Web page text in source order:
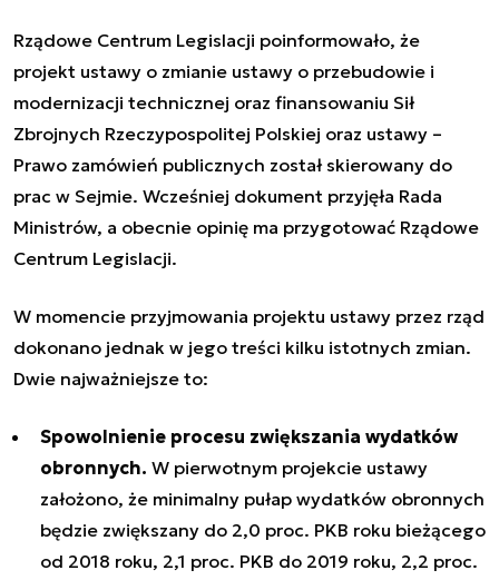
Rządowe Centrum Legislacji poinformowało, że
projekt ustawy o zmianie ustawy o przebudowie i
modernizacji technicznej oraz finansowaniu Sił
Zbrojnych Rzeczypospolitej Polskiej oraz ustawy –
Prawo zamówień publicznych został skierowany do
prac w Sejmie. Wcześniej dokument przyjęła Rada
Ministrów, a obecnie opinię ma przygotować Rządowe
Centrum Legislacji.
W momencie przyjmowania projektu ustawy przez rząd
dokonano jednak w jego treści kilku istotnych zmian.
Dwie najważniejsze to:
Spowolnienie procesu zwiększania wydatków
obronnych. W pierwotnym projekcie ustawy
założono, że minimalny pułap wydatków obronnych
będzie zwiększany do 2,0 proc. PKB roku bieżącego
od 2018 roku, 2,1 proc. PKB do 2019 roku, 2,2 proc.